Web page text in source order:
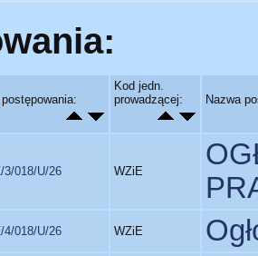
postępowania:
Kod jedn.
prowadzącej:
Nazwa
3/018/U/26 WZiE
4/018/U/26 WZiE